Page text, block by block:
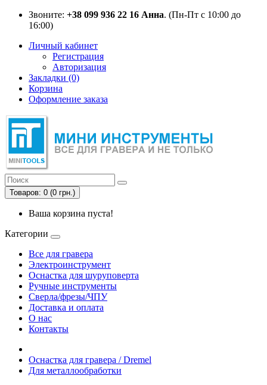
Звоните: +38 099 936 22 16 Анна. (Пн-Пт с 10:00 до
16:00)
Личный кабинет
Регистрация
Авторизация
Закладки (0)
Корзина
Оформление заказа
Товаров: 0 (0 грн.)
Ваша корзина пуста!
Категории
Все для гравера
Электроинструмент
Оснастка для шуруповерта
Ручные инструменты
Сверла/фрезы/ЧПУ
Доставка и оплата
О нас
Контакты
Оснастка для гравера / Dremel
Для металлообработки